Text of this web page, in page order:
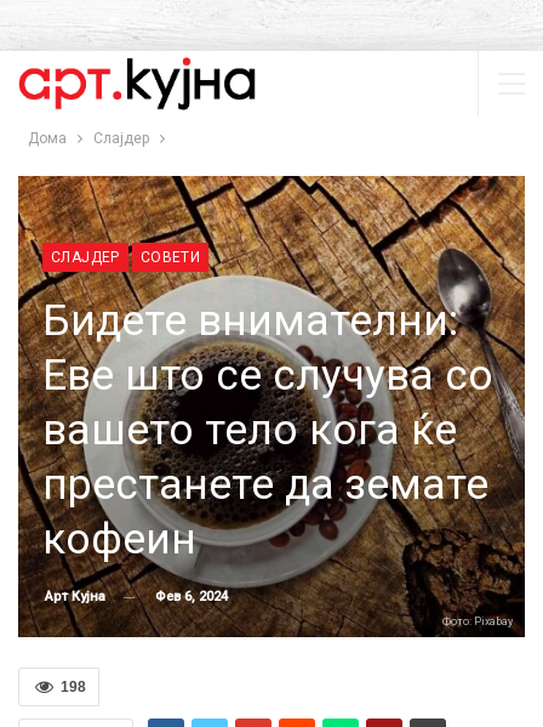
Дома Слајдер
СЛАЈДЕР СОВЕТИ
Бидете внимателни:
Еве што се случува со
вашето тело кога ќе
престанете да земате
кофеин
Арт Кујна Фев 6, 2024
Фото: Pixabay
198